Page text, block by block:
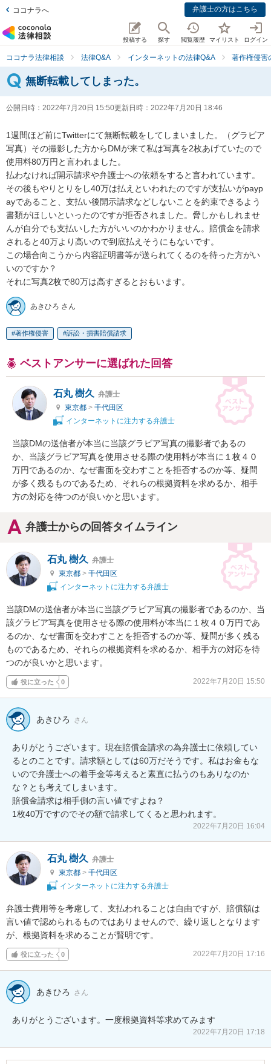
ココナラへ 弁護士の方はこちら
投稿する 探す 閲覧履歴 マイリスト ログイン
ココナラ法律相談 法律Q&A インターネットの法律Q&A 著作権侵害
無断転載してしまった。
公開日時： 2022年7月20日 15:50更新日時： 2022年7月20日 18:46
1週間ほど前にTwitterにて無断転載をしてしまいました。（グラビア
写真）その撮影した方からDMが来て私は写真を2枚あげていたので
使用料80万円と言われました。
払わなければ開示請求や弁護士への依頼をすると言われています。
その後もやりとりをし40万は払えといわれたのですが支払いがpayp
ayであること、支払い後開示請求などしないことを約束できるよう
書類がほしいといったのですが拒否されました。脅しかもしれませ
んが自分でも支払いした方がいいのかわかりません。賠償金を請求
されると40万より高いので到底払えそうにもないです。
この場合向こうから内容証明書等が送られてくるのを待った方がい
いのですか？
それに写真2枚で80万は高すぎるとおもいます。
あきひろ さん
著作権侵害 訴訟・損害賠償請求
ベストアンサーに選ばれた回答
石丸 樹久 弁護士
東京都 > 千代田区
インターネットに注力する弁護士
当該DMの送信者が本当に当該グラビア写真の撮影者であるの
か、当該グラビア写真を使用させる際の使用料が本当に１枚４０
万円であるのか、なぜ書面を交わすことを拒否するのか等、疑問
が多く残るものであるため、それらの根拠資料を求めるか、相手
方の対応を待つのが良いかと思います。
弁護士からの回答タイムライン
石丸 樹久 弁護士
東京都 > 千代田区
インターネットに注力する弁護士
当該DMの送信者が本当に当該グラビア写真の撮影者であるのか、当
該グラビア写真を使用させる際の使用料が本当に１枚４０万円であ
るのか、なぜ書面を交わすことを拒否するのか等、疑問が多く残る
ものであるため、それらの根拠資料を求めるか、相手方の対応を待
つのが良いかと思います。
役に立った 0 2022年7月20日 15:50
あきひろ さん
ありがとうございます。現在賠償金請求の為弁護士に依頼してい
るとのことです。請求額としては60万だそうです。私はお金もな
いので弁護士への着手金等考えると素直に払うのもありなのか
な？とも考えてしまいます。
賠償金請求は相手側の言い値ですよね？
1枚40万ですのでその額で請求してくると思われます。
2022年7月20日 16:04
石丸 樹久 弁護士
東京都 > 千代田区
インターネットに注力する弁護士
弁護士費用等を考慮して、支払われることは自由ですが、賠償額は
言い値で認められるものではありませんので、繰り返しとなります
が、根拠資料を求めることが賢明です。
役に立った 0 2022年7月20日 17:16
あきひろ さん
ありがとうございます。一度根拠資料等求めてみます
2022年7月20日 17:18